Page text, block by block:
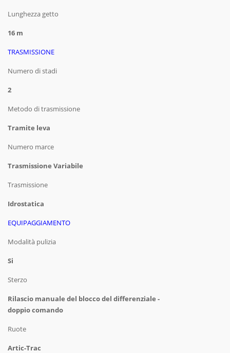
Lunghezza getto
16 m
TRASMISSIONE
Numero di stadi
2
Metodo di trasmissione
Tramite leva
Numero marce
Trasmissione Variabile
Trasmissione
Idrostatica
EQUIPAGGIAMENTO
Modalità pulizia
Si
Sterzo
Rilascio manuale del blocco del differenziale -
doppio comando
Ruote
Artic-Trac